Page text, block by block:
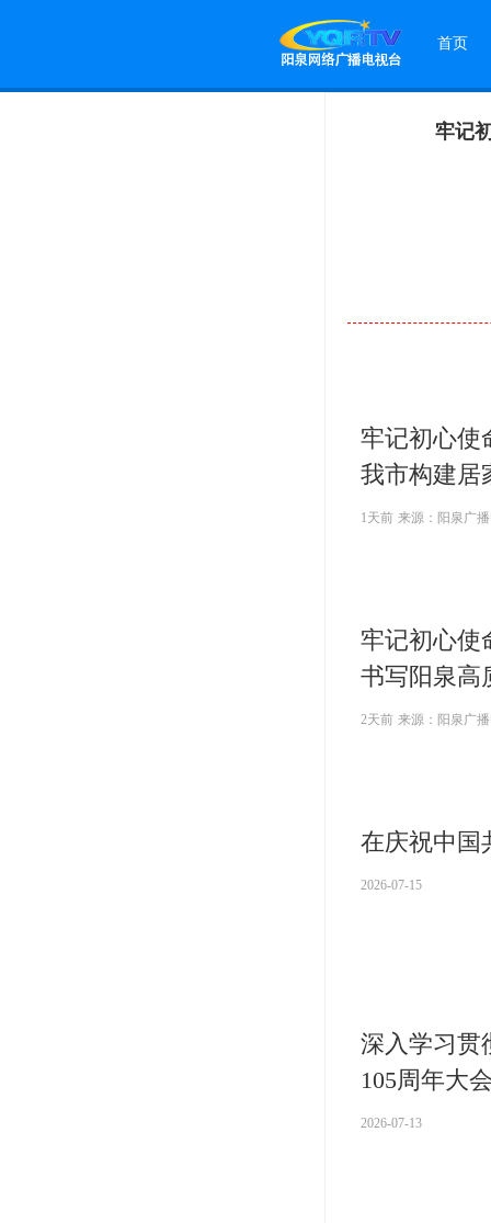
首页
牢记
牢记初心使
我市构建居
1天前 来源：阳泉广
牢记初心使
书写阳泉高
2天前 来源：阳泉广
在庆祝中国
2026-07-15
深入学习贯
105周年大
2026-07-13